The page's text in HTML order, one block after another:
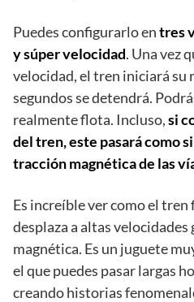
Puedes configurarlo entres
y súper velocidad. Una vez
velocidad, el tren iniciará su
segundos se detendrá.
realmente flota. Incluso,si
del tren, este pasará como
tracción magnética de las
Es increíble ver como el tren
desplaza a altas velocidades
magnética. Es un juguete
el que puedes pasar largas
creando historias